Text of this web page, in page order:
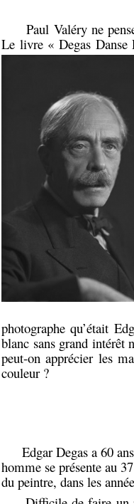
Paul Valéry ne
Le livre « Degas Danse
photographe qu’était
blanc sans grand intérêt
peut-on apprécier les
couleur ?
Edgar Degas a 60
homme se présente au
du peintre, dans les